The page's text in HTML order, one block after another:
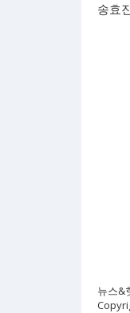
송효
뉴스&